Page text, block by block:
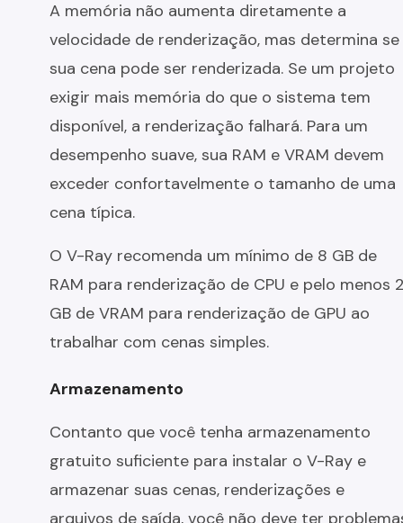
A memória não aumenta diretamente a
velocidade de renderização, mas determina se
sua cena pode ser renderizada. Se um projeto
exigir mais memória do que o sistema tem
disponível, a renderização falhará. Para um
desempenho suave, sua RAM e VRAM devem
exceder confortavelmente o tamanho de uma
cena típica.
O V-Ray recomenda um mínimo de 8 GB de
RAM para renderização de CPU e pelo menos 2
GB de VRAM para renderização de GPU ao
trabalhar com cenas simples.
Armazenamento
Contanto que você tenha armazenamento
gratuito suficiente para instalar o V-Ray e
armazenar suas cenas, renderizações e
arquivos de saída, você não deve ter